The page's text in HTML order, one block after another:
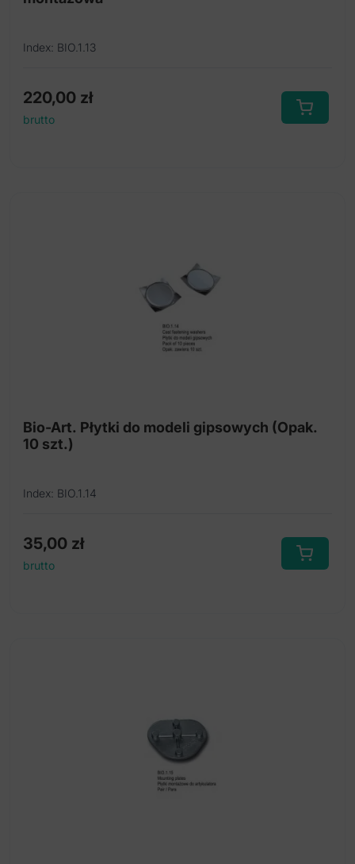
Index: BIO.1.13
220,00 zł
brutto
Bio-Art. Płytki do modeli gipsowych (Opak.
10 szt.)
Index: BIO.1.14
35,00 zł
brutto